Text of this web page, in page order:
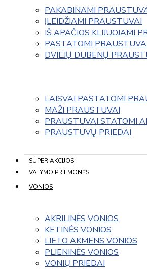
PAKABINAMI
ĮLEIDŽIAMI PRAUSTUVAI
IŠ APAČIOS KLIJUOJAMI
PASTATOMI
DVIEJŲ DUBENŲ
LAISVAI PASTATOMI
MAŽI PRAUSTUVAI
PRAUSTUVAI STATOMI
PRAUSTUVŲ PRIEDAI
SUPER AKCIJOS
VALYMO PRIEMONĖS
VONIOS
AKRILINĖS VONIOS
KETINĖS VONIOS
LIETO AKMENS VONIOS
PLIENINĖS VONIOS
VONIŲ PRIEDAI